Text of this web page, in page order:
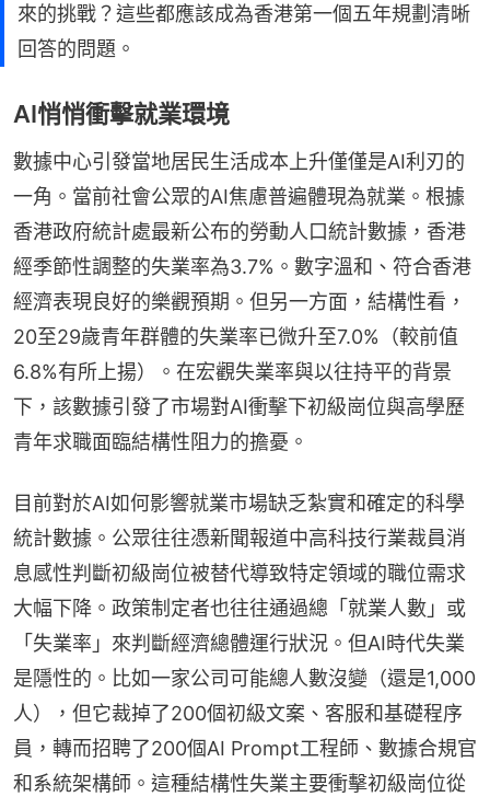
來的挑戰？這些都應該成為香港第一個五年規劃清晰
回答的問題。
AI悄悄衝擊就業環境
數據中心引發當地居民生活成本上升僅僅是AI利刃的
一角。當前社會公眾的AI焦慮普遍體現為就業。根據
香港政府統計處最新公布的勞動人口統計數據，香港
經季節性調整的失業率為3.7%。數字溫和、符合香港
經濟表現良好的樂觀預期。但另一方面，結構性看，
20至29歲青年群體的失業率已微升至7.0%（較前值
6.8%有所上揚）。在宏觀失業率與以往持平的背景
下，該數據引發了市場對AI衝擊下初級崗位與高學歷
青年求職面臨結構性阻力的擔憂。
目前對於AI如何影響就業市場缺乏紮實和確定的科學
統計數據。公眾往往憑新聞報道中高科技行業裁員消
息感性判斷初級崗位被替代導致特定領域的職位需求
大幅下降。政策制定者也往往通過總「就業人數」或
「失業率」來判斷經濟總體運行狀況。但AI時代失業
是隱性的。比如一家公司可能總人數沒變（還是1,000
人），但它裁掉了200個初級文案、客服和基礎程序
員，轉而招聘了200個AI Prompt工程師、數據合規官
和系統架構師。這種結構性失業主要衝擊初級崗位從